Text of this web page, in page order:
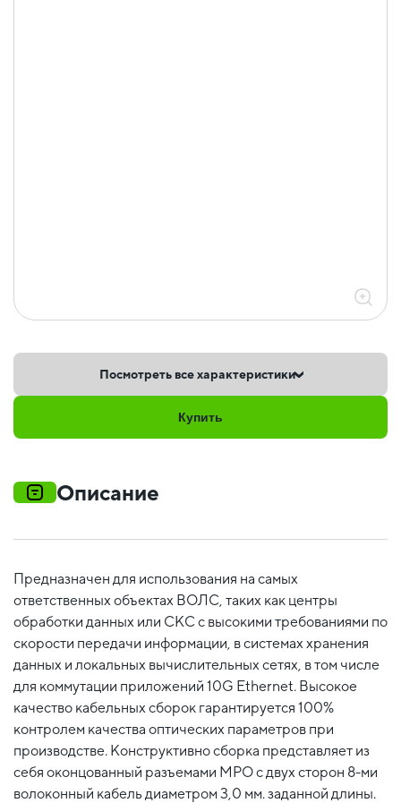
Посмотреть все характеристики
Купить
Описание
Предназначен для использования на самых
ответственных объектах ВОЛС, таких как центры
обработки данных или СКС с высокими требованиями по
скорости передачи информации, в системах хранения
данных и локальных вычислительных сетях, в том числе
для коммутации приложений 10G Ethernet. Высокое
качество кабельных сборок гарантируется 100%
контролем качества оптических параметров при
производстве. Конструктивно сборка представляет из
себя оконцованный разъемами MPO c двух сторон 8-ми
волоконный кабель диаметром 3,0 мм. заданной длины.